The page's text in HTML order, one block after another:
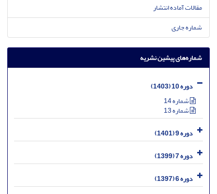
مقالات آماده انتشار
شماره جاری
شماره‌های پیشین نشریه
دوره 10 (1403)
شماره 14
شماره 13
دوره 9 (1401)
دوره 7 (1399)
دوره 6 (1397)